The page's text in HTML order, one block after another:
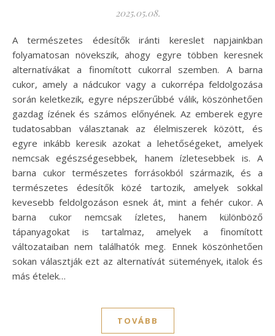
2025.05.08.
A természetes édesítők iránti kereslet napjainkban
folyamatosan növekszik, ahogy egyre többen keresnek
alternatívákat a finomított cukorral szemben. A barna
cukor, amely a nádcukor vagy a cukorrépa feldolgozása
során keletkezik, egyre népszerűbbé válik, köszönhetően
gazdag ízének és számos előnyének. Az emberek egyre
tudatosabban választanak az élelmiszerek között, és
egyre inkább keresik azokat a lehetőségeket, amelyek
nemcsak egészségesebbek, hanem ízletesebbek is. A
barna cukor természetes forrásokból származik, és a
természetes édesítők közé tartozik, amelyek sokkal
kevesebb feldolgozáson esnek át, mint a fehér cukor. A
barna cukor nemcsak ízletes, hanem különböző
tápanyagokat is tartalmaz, amelyek a finomított
változataiban nem találhatók meg. Ennek köszönhetően
sokan választják ezt az alternatívát sütemények, italok és
más ételek…
TOVÁBB